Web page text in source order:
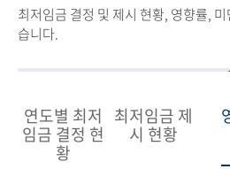
최저임금 결정 및 제시 현황, 영향률,
습니다.
연도별 최저
임금 결정 현
황
최저임금 제
시 현황